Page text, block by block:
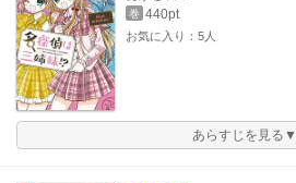
巻 440pt
お気に入り：5人
あらすじを見る▼